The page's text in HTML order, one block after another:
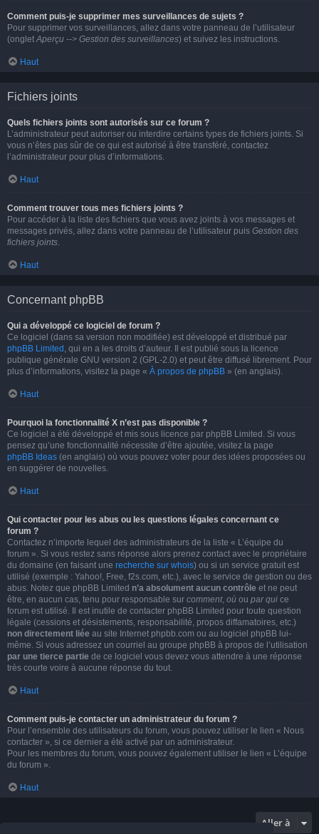
Comment puis-je supprimer mes surveillances de sujets ?
Pour supprimer vos surveillances, allez dans votre panneau de l’utilisateur
(ongletAperçu --> Gestion des surveillances) et suivez les instructions.
Haut
Fichiers joints
Quels fichiers joints sont autorisés sur ce forum ?
L’administrateur peut autoriser ou interdire certains types de fichiers joints. Si
vous n’êtes pas sûr de ce qui est autorisé à être transféré, contactez
l’administrateur pour plus d’informations.
Haut
Comment trouver tous mes fichiers joints ?
Pour accéder à la liste des fichiers que vous avez joints à vos messages et
messages privés, allez dans votre panneau de l’utilisateur puis Gestion des
fichiers joints.
Haut
Concernant phpBB
Qui a développé ce logiciel de forum ?
Ce logiciel (dans sa version non modifiée) est développé et distribué par
phpBB Limited , qui en a les droits d’auteur. Il est publié sous la licence
publique générale GNU version 2 (GPL-2.0) et peut être diffusé librement. Pour
plus d’informations, visitez la page « À propos de phpBB » (en anglais).
Haut
Pourquoi la fonctionnalité X n’est pas disponible ?
Ce logiciel a été développé et mis sous licence par phpBB Limited. Si vous
pensez qu’une fonctionnalité nécessite d’être ajoutée, visitez la page
phpBB Ideas (en anglais) où vous pouvez voter pour des idées proposées ou
en suggérer de nouvelles.
Haut
Qui contacter pour les abus ou les questions légales concernant ce
forum ?
Contactez n’importe lequel des administrateurs de la liste « L’équipe du
forum ». Si vous restez sans réponse alors prenez contact avec le propriétaire
du domaine (en faisant une recherche sur whois) ou si un service gratuit est
utilisé (exemple : Yahoo!, Free, f2s.com, etc.), avec le service de gestion ou des
abus. Notez que phpBB Limited n’a absolument aucun contrôle et ne peut
être, en aucun cas, tenu pour responsable sur comment, où ou par qui ce
forum est utilisé. Il est inutile de contacter phpBB Limited pour toute question
légale (cessions et désistements, responsabilité, propos diffamatoires, etc.)
non directement liée au site Internet phpbb.com ou au logiciel phpBB lui-
même. Si vous adressez un courriel au groupe phpBB à propos de l’utilisation
par une tierce partie de ce logiciel vous devez vous attendre à une réponse
très courte voire à aucune réponse du tout.
Haut
Comment puis-je contacter un administrateur du forum ?
Pour l’ensemble des utilisateurs du forum, vous pouvez utiliser le lien « Nous
contacter », si ce dernier a été activé par un administrateur.
Pour les membres du forum, vous pouvez également utiliser le lien « L’équipe
du forum ».
Haut
Aller à